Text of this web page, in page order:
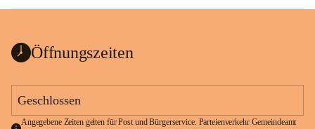
Öffnungszeiten
Geschlossen
Angegebene Zeiten gelten für Post und Bürgerservice. Parteienverkehr Gemeindeamt